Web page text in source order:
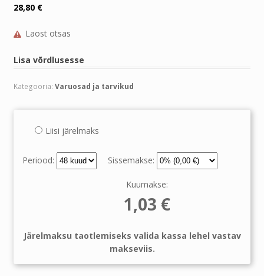
28,80 €
Laost otsas
Lisa võrdlusesse
Kategooria: Varuosad ja tarvikud
Liisi järelmaks
Periood: Sissemakse:
Kuumakse:
1,03 €
Järelmaksu taotlemiseks valida kassa lehel vastav
makseviis.